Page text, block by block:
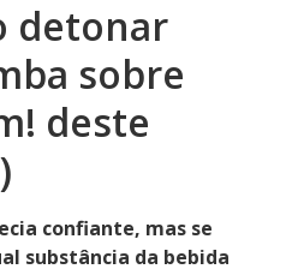
detonar
sobre
deste
confiante, mas se
substância da bebida